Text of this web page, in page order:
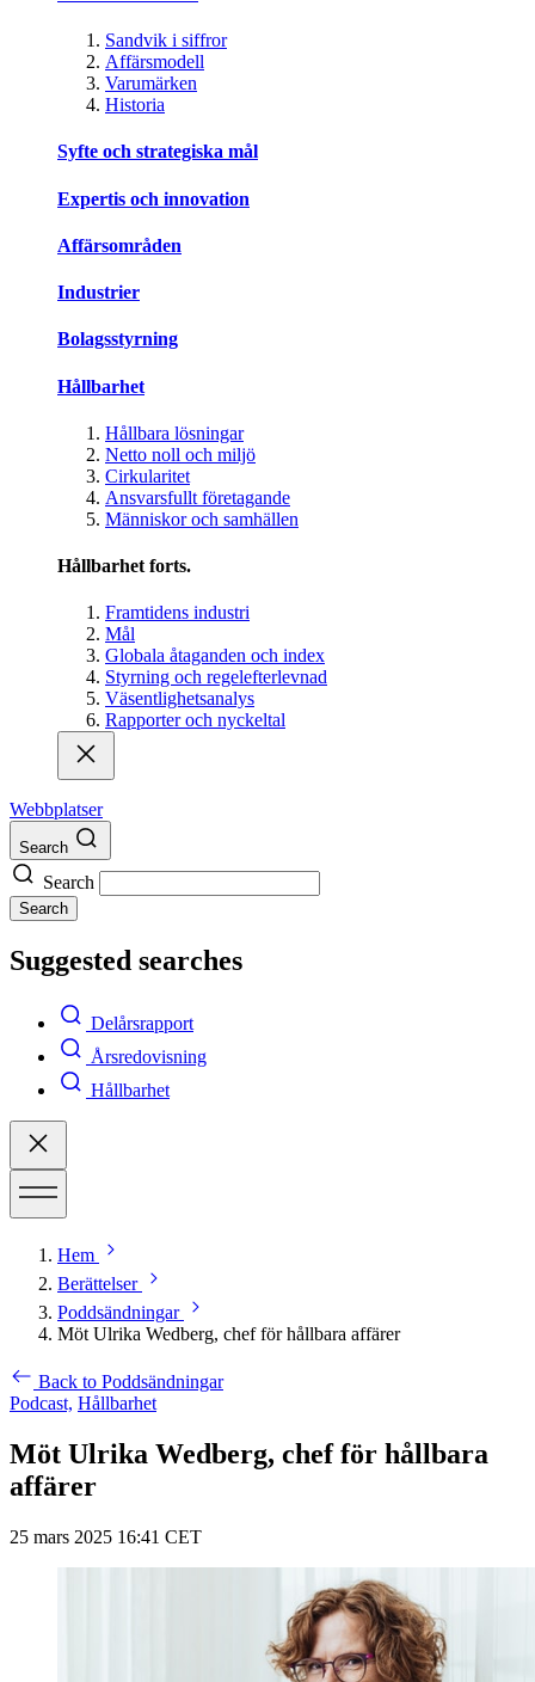
Sandvik i siffror
Affärsmodell
Varumärken
Historia
Syfte och strategiska mål
Expertis och innovation
Affärsområden
Industrier
Bolagsstyrning
Hållbarhet
Hållbara lösningar
Netto noll och miljö
Cirkularitet
Ansvarsfullt företagande
Människor och samhällen
Hållbarhet forts.
Framtidens industri
Mål
Globala åtaganden och index
Styrning och regelefterlevnad
Väsentlighetsanalys
Rapporter och nyckeltal
Webbplatser
Search
Search
Search
Suggested searches
Delårsrapport
Årsredovisning
Hållbarhet
Hem
Berättelser
Poddsändningar
Möt Ulrika Wedberg, chef för hållbara affärer
Back to Poddsändningar
Podcast, Hållbarhet
Möt Ulrika Wedberg, chef för hållbara
affärer
25 mars 2025 16:41 CET